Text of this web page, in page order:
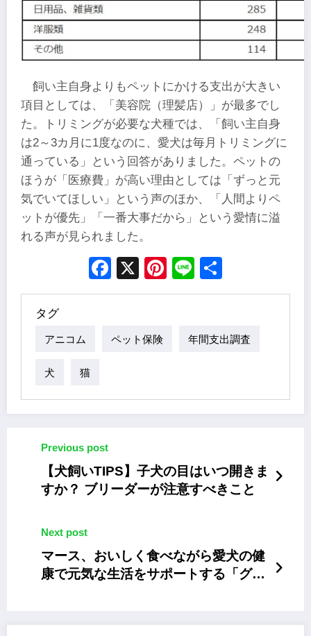
飼い主自身よりもペットにかける支出が大きい
項目としては、「美容院（理髪店）」が最多でし
た。トリミングが必要な犬種では、「飼い主自身
は2～3カ月に1度なのに、愛犬は毎月トリミングに
通っている」という回答がありました。ペットの
ほうが「医療費」が高い理由としては「ずっと元
気でいてほしい」という声のほか、「人間よりペ
ットが優先」「一番大事だから」という愛情に溢
れる声が見られました。
Facebook
X Pinterest
Line
タグ
アニコム ペット保険 年間支出調査
犬 猫
Previous post
【犬飼いTIPS】子犬の目はいつ開きま
すか？ ブリーダーが注意すべきこと
Next post
マース、おいしく食べながら愛犬の健
康で元気な生活をサポートする「グリ